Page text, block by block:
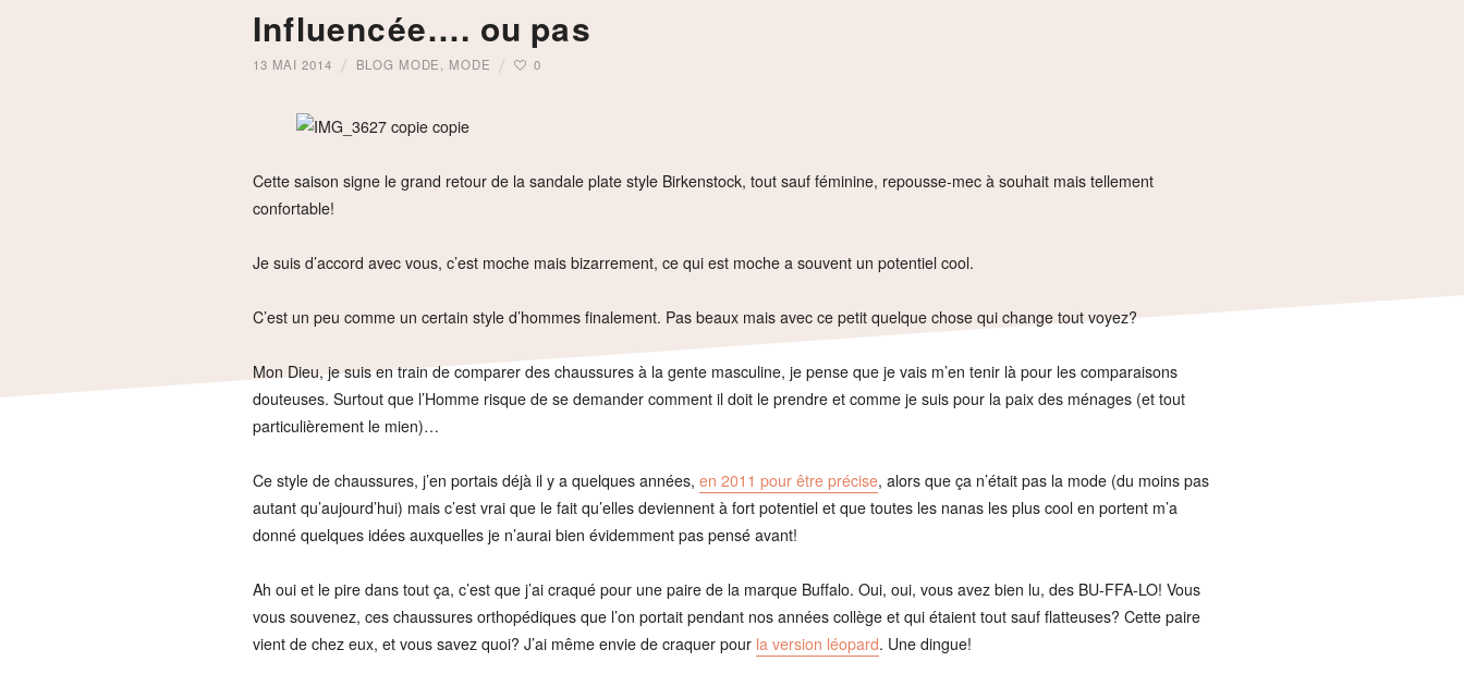
Influencée…. ou pas
13 MAI 2014 BLOG MODE MODE 0
Cette saison signe le grand retour de la sandale plate style Birkenstock, tout sauf féminine, repousse-mec à souhait mais tellement
confortable!
Je suis d’accord avec vous, c’est moche mais bizarrement, ce qui est moche a souvent un potentiel cool.
C’est un peu comme un certain style d’hommes finalement. Pas beaux mais avec ce petit quelque chose qui change tout voyez?
Mon Dieu, je suis en train de comparer des chaussures à la gente masculine, je pense que je vais m’en tenir là pour les comparaisons
douteuses. Surtout que l’Homme risque de se demander comment il doit le prendre et comme je suis pour la paix des ménages (et tout
particulièrement le mien)…
Ce style de chaussures, j’en portais déjà il y a quelques années, en 2011 pour être précise, alors que ça n’était pas la mode (du moins pas
autant qu’aujourd’hui) mais c’est vrai que le fait qu’elles deviennent à fort potentiel et que toutes les nanas les plus cool en portent m’a
donné quelques idées auxquelles je n’aurai bien évidemment pas pensé avant!
Ah oui et le pire dans tout ça, c’est que j’ai craqué pour une paire de la marque Buffalo. Oui, oui, vous avez bien lu, des BU-FFA-LO! Vous
vous souvenez, ces chaussures orthopédiques que l’on portait pendant nos années collège et qui étaient tout sauf flatteuses? Cette paire
vient de chez eux, et vous savez quoi? J’ai même envie de craquer pour la version léopard. Une dingue!